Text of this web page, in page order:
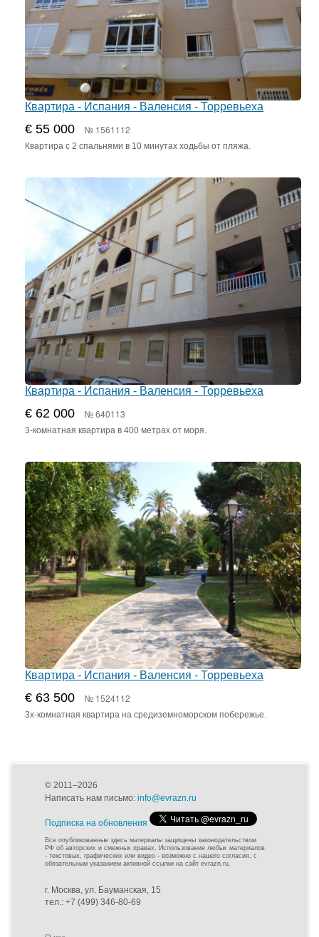
Квартира - Испания - Валенсия - Торревьеха
€ 55 000 № 1561112
Квартира с 2 спальнями в 10 минутах ходьбы от пляжа.
Квартира - Испания - Валенсия - Торревьеха
€ 62 000 № 640113
3-комнатная квартира в 400 метрах от моря.
Квартира - Испания - Валенсия - Торревьеха
€ 63 500 № 1524112
3х-комнатная квартира на средиземноморском побережье.
© 2011–2026
Написать нам письмо: info@evrazn.ru
Подписка на обновления
Все опубликованные здесь материалы защищены законодательством
РФ об авторских и смежных правах. Использование любых материалов
- текстовых, графических или видео - возможно с нашего согласия, с
обязательным указанием активной ссылки на сайт evrazn.ru.
г. Москва, ул. Бауманская, 15
тел.: +7 (499) 346-80-69